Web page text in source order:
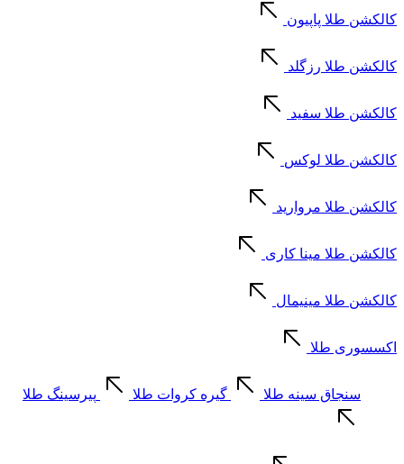
کالکشن طلا پاپیون
کالکشن طلا رزگلد
کالکشن طلا سفید
کالکشن طلا لوکس
کالکشن طلا مروارید
کالکشن طلا مینا کاری
کالکشن طلا مینیمال
اکسسوری طلا
سنجاق سینه طلا گیره کروات طلا پیرسینگ طلا